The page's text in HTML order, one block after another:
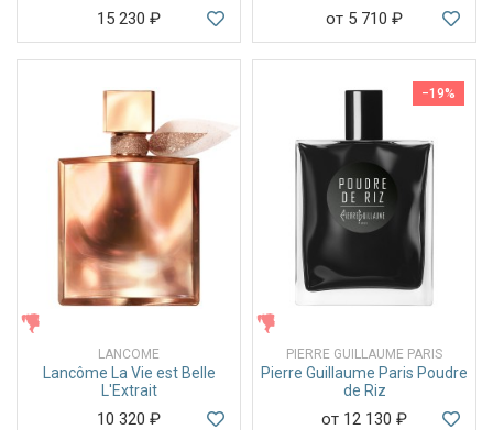
15 230 ₽ от 5 710 ₽
LANCOME
Lancôme La Vie est Belle
L'Extrait
10 320 ₽
−19%
PIERRE GUILLAUME PARIS
Pierre Guillaume Paris Poudre
de Riz
от 12 130 ₽